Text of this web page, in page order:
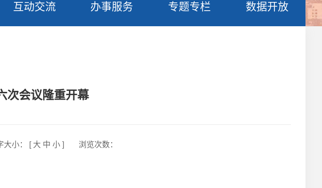
互动交流 办事服务 专题专栏 数据开放
次会议隆重开幕
大小： [ 大 中 小] 浏览次数：